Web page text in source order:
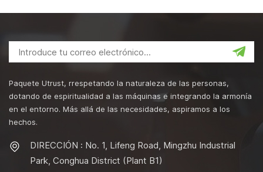
Paquete Utrust, rrespetando la naturaleza de las personas,
dotando de espiritualidad a las máquinas e integrando la armonía
en el entorno. Más allá de las necesidades, aspiramos a los
hechos.
DIRECCIÓN : No. 1, Lifeng Road, Mingzhu Industrial
Park, Conghua District (Plant B1)